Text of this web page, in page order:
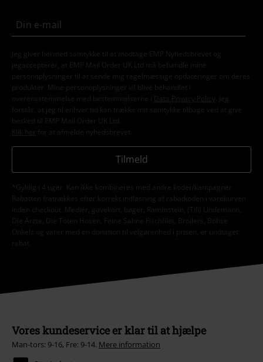
Jeg giver hermed samtykke til at modtage EMP Nyhedsbrevet og
jegaccepterer, at EMP Mail Order UK Ltd må behandle mine
personoplysninger til at sende mig regelmæssige opdateringer om deres
produkter. Mine personoplysninger vil blive behandlet i
overensstemmelse med bestemmelserne i
Data Privacy Policy
. Jeg
forstår, at jeg til enhver tid kan trække mit samtykke tilbage ved at give
besked til EMP Mail Order UK Ltd.
Klik her
for at afmelde nyhedsbrevet.
Tilmeld
*Gyldig i 4 uger. Kan ikke kombineres med andre koder/kampagner.
Rabatten fratrækkes efter korrekt indløsning af rabatkoden i varekurven
inden checkout. Medier, gavekort, bøger, Rammstein, (Till) Lindemann,
Die Ärzte, Die Toten Hosen, Feine Sahne Fischfilet, Broilers, Böhse
Onkelz og varer med en donation til velgørenhed i prisen, er undtaget
rabat.
Vores kundeservice er klar til at hjælpe
Man-tors: 9-16, Fre: 9-14. Mere information